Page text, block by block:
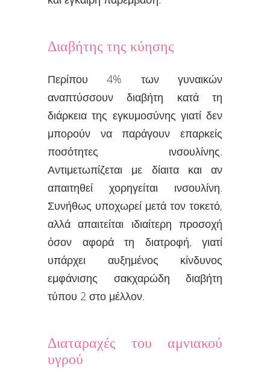
Διαβήτης της κύησης
Περίπου 4% των γυναικών
αναπτύσσουν διαβήτη κατά τη
διάρκεια της εγκυμοσύνης γιατί δεν
μπορούν να παράγουν επαρκείς
ποσότητες ινσουλίνης.
Αντιμετωπίζεται με δίαιτα και αν
απαιτηθεί χορηγείται ινσουλίνη.
Συνήθως υποχωρεί μετά τον τοκετό,
αλλά απαιτείται ιδιαίτερη προσοχή
όσον αφορά τη διατροφή, γιατί
υπάρχει αυξημένος κίνδυνος
εμφάνισης σακχαρώδη διαβήτη
τύπου 2 στο μέλλον.
Διαταραχές του αμνιακού
υγρού